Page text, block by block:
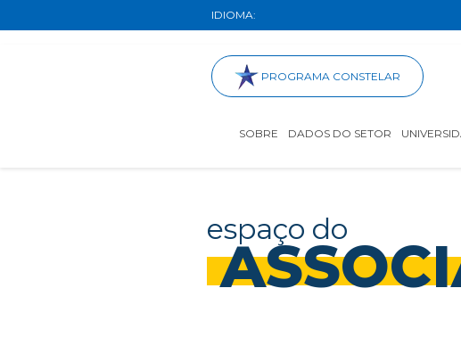
IDIOMA:
PROGRAMA CONSTELAR
SOBRE DADOS DO SETOR
espaço do